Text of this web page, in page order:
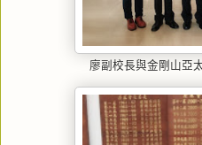
廖副校長與金剛山亞